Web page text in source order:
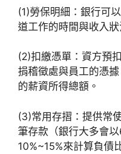
(1)勞保明細：銀行可
道工作的時間與收入狀
(2)扣繳憑單：資方預
捐稽徵處與員工的憑
的薪資所得總額。
(3)常用存摺：提供常
筆存款（銀行大多會
10%~15%來計算負債